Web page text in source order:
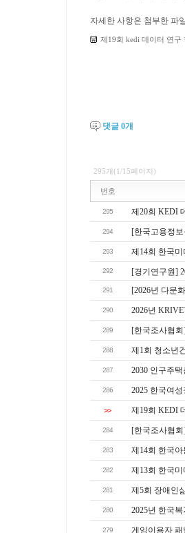
자세한 사항은 첨부한 파
제19회 kedi 데이터 연구
댓글 0개
295개(1/15페이지)
번호
295 제20회 KEDI
294 [한국고용정
293 제14회 한국
292 [경기연구원]
291 [2026년 다문
290 2026년
289 [한국조사협
288 제1회 청소년
287 2030 인구주
286 2025 한국여
>> 제19회 KEDI
284 [한국조사협
283 제14회 한국
282 제13회 한국
281 제5회 장애인
280 2025년 한국
279 게임이용자 패